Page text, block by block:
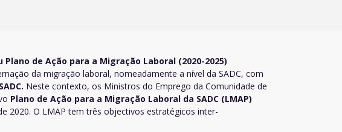
de Ação para a Migração Laboral (2020-2025)
da migração laboral, nomeadamente a nível da SADC, com
Neste contexto, os Ministros do Emprego da Comunidade de
Plano de Ação para a Migração Laboral da SADC (LMAP)
2020. O LMAP tem três objectivos estratégicos inter-